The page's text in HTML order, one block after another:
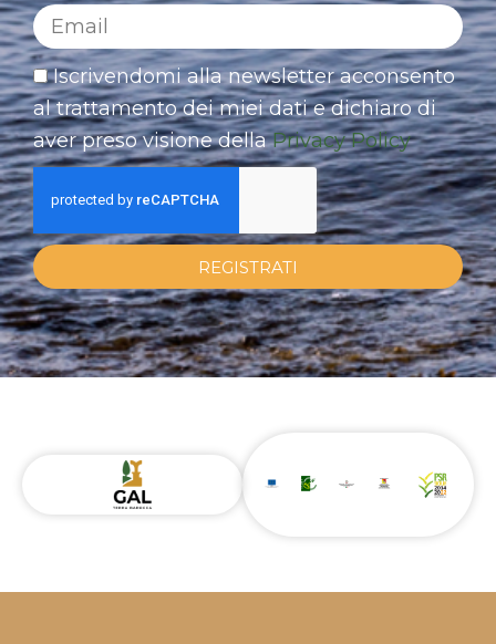
Iscrivendomi alla newsletter acconsento
al trattamento dei miei dati e dichiaro di
aver preso visione dellaPrivacy Policy
REGISTRATI